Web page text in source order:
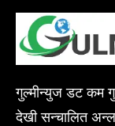
गुल्मीन्युज डट कम
देखी सन्चालित